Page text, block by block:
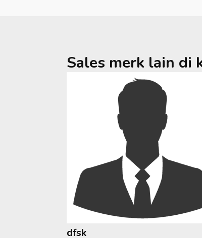
Sales merk lain di
dfsk